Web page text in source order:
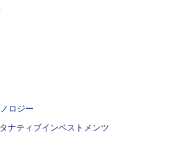
ロジー
ナティブインベストメンツ